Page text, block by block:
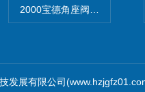
2000宝德角座阀德国宝帝
发展有限公司